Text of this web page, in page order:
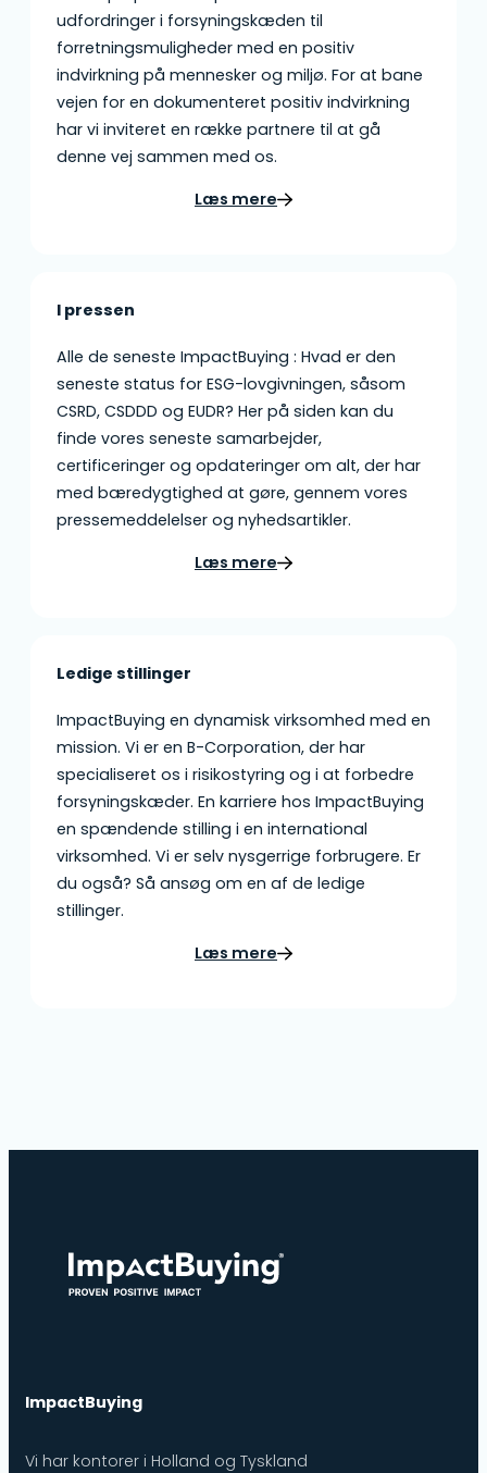
udfordringer i forsyningskæden til
forretningsmuligheder med en positiv
indvirkning på mennesker og miljø. For at bane
vejen for en dokumenteret positiv indvirkning
har vi inviteret en række partnere til at gå
denne vej sammen med os.
Læs mere
I pressen
Alle de seneste ImpactBuying : Hvad er den
seneste status for ESG-lovgivningen, såsom
CSRD, CSDDD og EUDR? Her på siden kan du
finde vores seneste samarbejder,
certificeringer og opdateringer om alt, der har
med bæredygtighed at gøre, gennem vores
pressemeddelelser og nyhedsartikler.
Læs mere
Ledige stillinger
ImpactBuying en dynamisk virksomhed med en
mission. Vi er en B-Corporation, der har
specialiseret os i risikostyring og i at forbedre
forsyningskæder. En karriere hos ImpactBuying
en spændende stilling i en international
virksomhed. Vi er selv nysgerrige forbrugere. Er
du også? Så ansøg om en af de ledige
stillinger.
Læs mere
ImpactBuying
Vi har kontorer i Holland og Tyskland